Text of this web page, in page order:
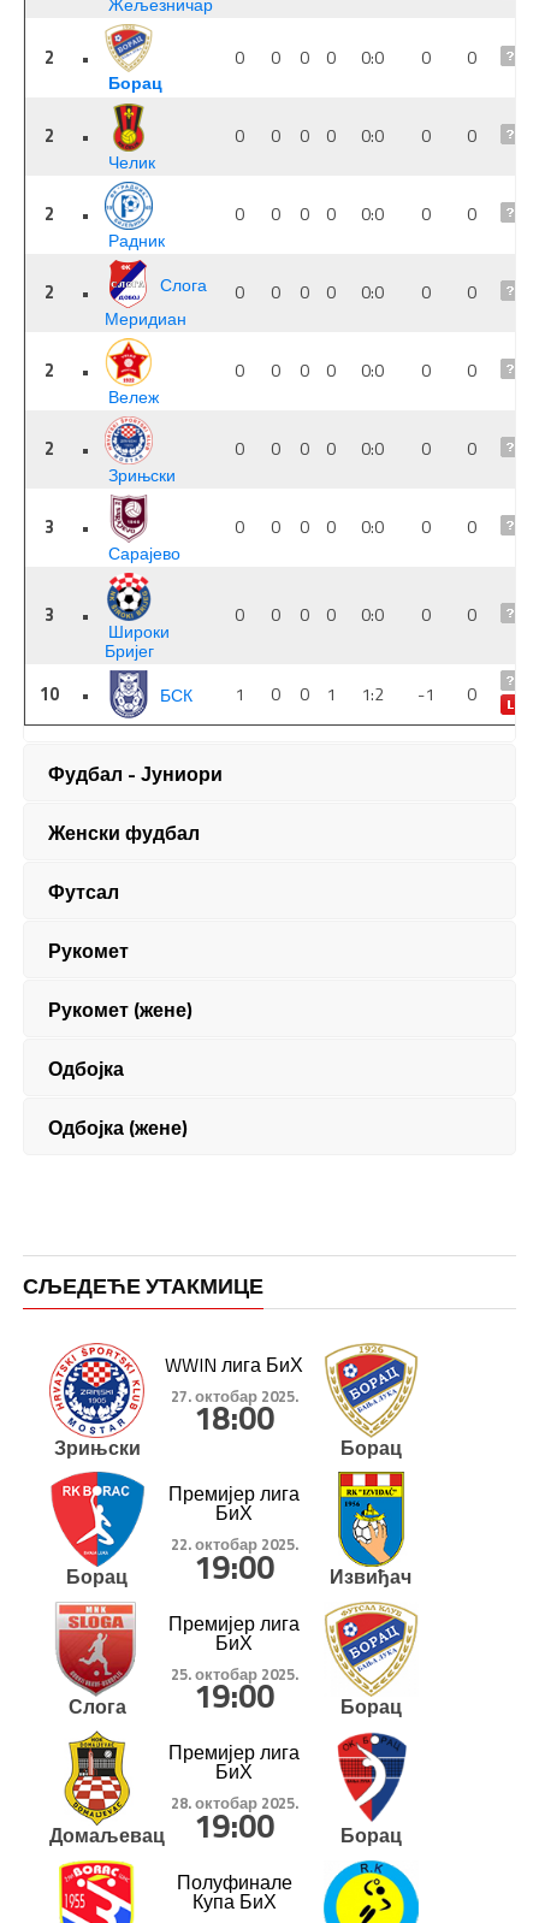
Фудбал - Јуниори
Женски фудбал
Футсал
Рукомет
Рукомет (жене)
Одбојка
Одбојка (жене)
СЉЕДЕЋЕ УТАКМИЦЕ
Зрињски
WWIN лига БиХ
27. октобар 2025.
18:00
Борац
Борац
Премијер лига
БиХ
22. октобар 2025.
19:00 Извиђач
Слога
Премијер лига
БиХ
25. октобар 2025.
19:00 Борац
Домаљевац
Премијер лига
БиХ
28. октобар 2025.
19:00
Борац
Полуфинале
Купа БиХ